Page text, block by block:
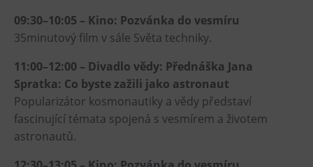
09:30–10:05 – Kino: Pozvánka do vesmíru
35minutový film v sále Světa techniky.
11:00–12:00 – Divadlo vědy: Přednáška Jana
Spratka: Co byste zažili jako astronaut
Popularizátor kosmonautiky a vědy představí
fascinující témata spojená s vesmírem a životem
astronautů.